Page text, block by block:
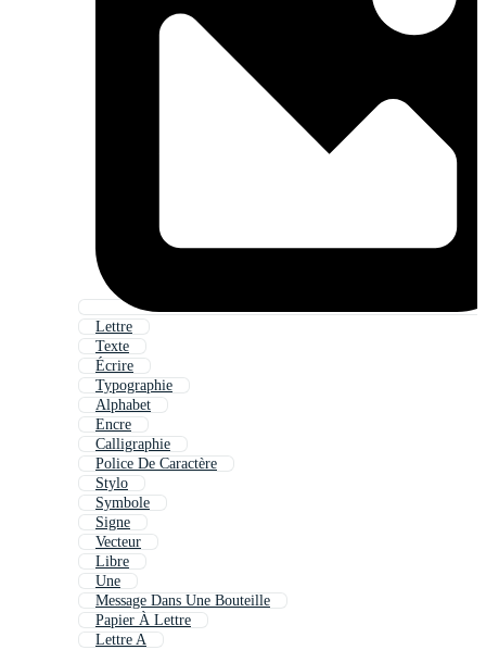
Lettre
Texte
Écrire
Typographie
Alphabet
Encre
Calligraphie
Police De Caractère
Stylo
Symbole
Signe
Vecteur
Libre
Une
Message Dans Une Bouteille
Papier À Lettre
Lettre A